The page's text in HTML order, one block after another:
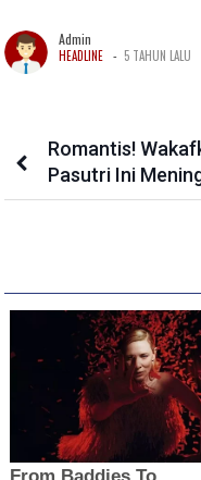
Admin
HEADLINE - 5 TAHUN LALU
Romantis!
Pasutri Ini